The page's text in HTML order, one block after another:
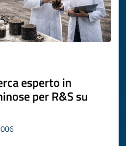
esperto in
per R&S su